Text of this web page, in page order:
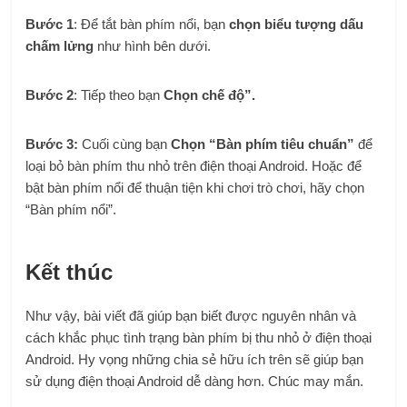
Bước 1: Để tắt bàn phím nổi, bạnchọn biểu tượng dấu
chấm lửng như hình bên dưới.
Bước 2: Tiếp theo bạnChọn chế độ”.
Bước 3: Cuối cùng bạnChọn “Bàn phím tiêu chuẩn” để
loại bỏ bàn phím thu nhỏ trên điện thoại Android. Hoặc để
bật bàn phím nổi để thuận tiện khi chơi trò chơi, hãy chọn
“Bàn phím nổi”.
Kết thúc
Như vậy, bài viết đã giúp bạn biết được nguyên nhân và
cách khắc phục tình trạng bàn phím bị thu nhỏ ở điện thoại
Android. Hy vọng những chia sẻ hữu ích trên sẽ giúp bạn
sử dụng điện thoại Android dễ dàng hơn. Chúc may mắn.